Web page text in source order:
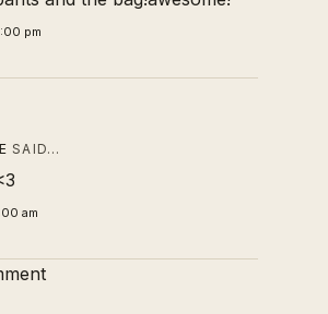
pm
SAID…
am